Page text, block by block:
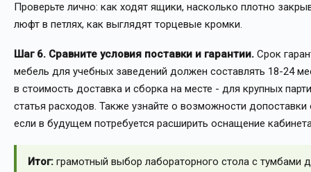
Проверьте лично: как ходят ящики, насколько плотно
люфт в петлях, как выглядят торцевые кромки.
Шаг 6. Сравните условия поставки и гарантии. Срок
мебель для учебных заведений должен составлять 18-24
в стоимость доставка и сборка на месте - для крупных
статья расходов. Также узнайте о возможности
если в будущем потребуется расширить оснащение
Итог: грамотный выбор лабораторного стола с тумбами